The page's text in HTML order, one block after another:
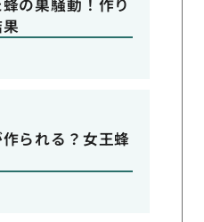
の巣騒動！作り
られる？女王蜂